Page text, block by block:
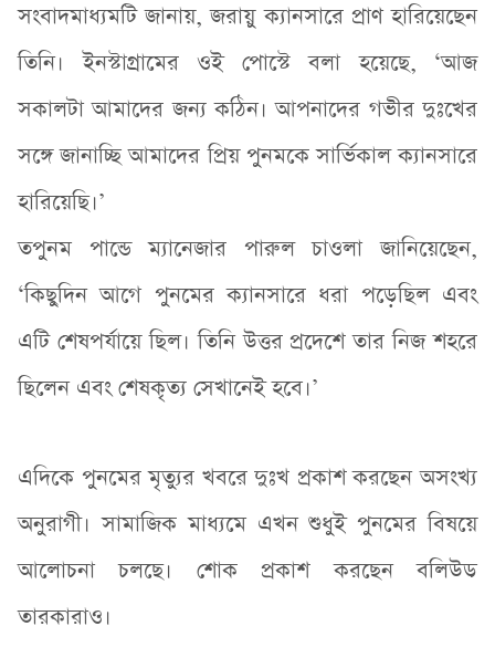
সংবাদমাধ্যমটি জানায়, জরায়ু ক্যানসারে প্রাণ হারিয়েছেন
তিনি। ইনস্টাগ্রামের ওই পোস্টে বলা হয়েছে, ‘আজ
সকালটা আমাদের জন্য কঠিন। আপনাদের গভীর দুঃখের
সঙ্গে জানাচ্ছি আমাদের প্রিয় পুনমকে সার্ভিকাল ক্যানসারে
হারিয়েছি।’
তপুনম পান্ডে ম্যানেজার পারুল চাওলা জানিয়েছেন,
‘কিছুদিন আগে পুনমের ক্যানসারে ধরা পড়েছিল এবং
এটি শেষপর্যায়ে ছিল। তিনি উত্তর প্রদেশে তার নিজ শহরে
ছিলেন এবং শেষকৃত্য সেখানেই হবে।’
এদিকে পুনমের মৃত্যুর খবরে দুঃখ প্রকাশ করছেন অসংখ্য
অনুরাগী। সামাজিক মাধ্যমে এখন শুধুই পুনমের বিষয়ে
আলোচনা চলছে। শোক প্রকাশ করছেন বলিউড
তারকারাও।